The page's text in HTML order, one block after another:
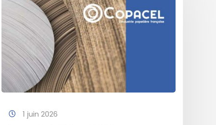
1 juin 2026